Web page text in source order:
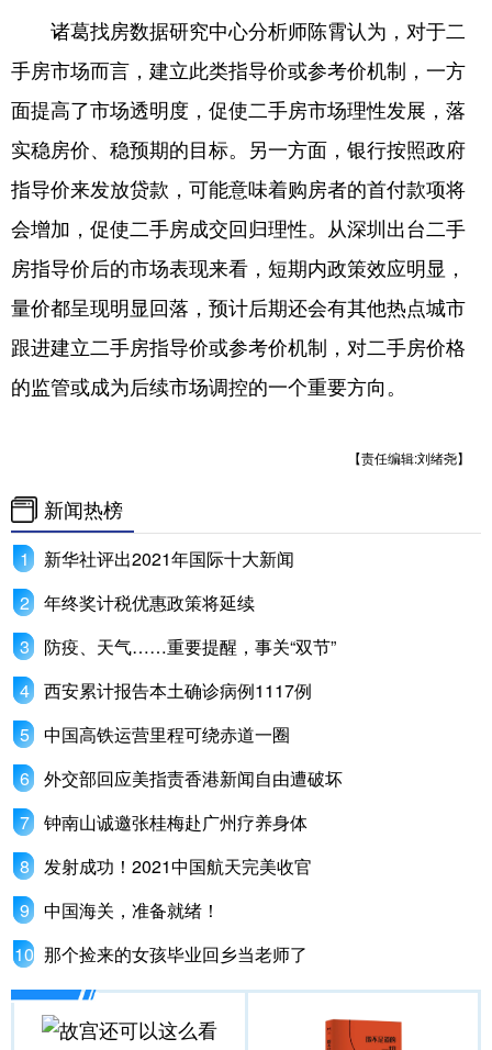
诸葛找房数据研究中心分析师陈霄认为，对于二
手房市场而言，建立此类指导价或参考价机制，一方
面提高了市场透明度，促使二手房市场理性发展，落
实稳房价、稳预期的目标。另一方面，银行按照政府
指导价来发放贷款，可能意味着购房者的首付款项将
会增加，促使二手房成交回归理性。从深圳出台二手
房指导价后的市场表现来看，短期内政策效应明显，
量价都呈现明显回落，预计后期还会有其他热点城市
跟进建立二手房指导价或参考价机制，对二手房价格
的监管或成为后续市场调控的一个重要方向。
【责任编辑:刘绪尧】
新闻热榜
新华社评出2021年国际十大新闻
年终奖计税优惠政策将延续
防疫、天气……重要提醒，事关“双节”
西安累计报告本土确诊病例1117例
中国高铁运营里程可绕赤道一圈
外交部回应美指责香港新闻自由遭破坏
钟南山诚邀张桂梅赴广州疗养身体
发射成功！2021中国航天完美收官
中国海关，准备就绪！
那个捡来的女孩毕业回乡当老师了